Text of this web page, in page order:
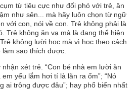
từ tiêu cực như đối phó với trẻ, ăn
như sên... mà hãy luôn chọn từ ngữ
với con, nói về con. Trẻ không phải là
Trẻ không ăn vạ mà là đang thể hiện
không lười học mà vì học theo cách
sao thích được.
xét trẻ. “Con bé nhà em lười ăn
em yếu lắm hơi tí là lăn ra ốm”; “Nó
ai trông được đâu”; hay phổ biến nhất